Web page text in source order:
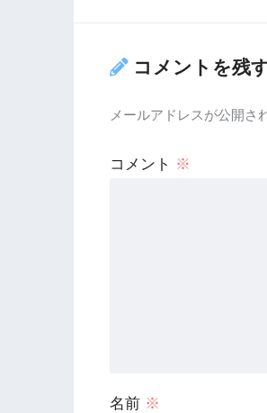
コメントを残
メールアドレスが公開さ
コメント ※
名前 ※